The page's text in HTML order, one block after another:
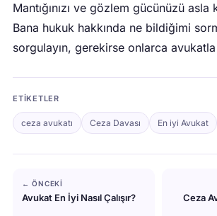
Mantığınızı ve gözlem gücünüzü
Bana hukuk hakkında ne bildiğimi
sorgulayın, gerekirse onlarca
ETIKETLER
ceza avukatı Ceza Davası En iyi Avukat
← ÖNCEKI
Avukat En İyi Nasıl Çalışır?
Ceza